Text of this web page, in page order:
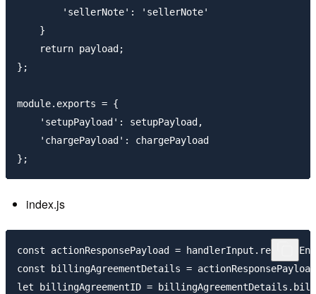
        'sellerNote': 'sellerNote'
    }
    return payload;
};
module.exports = {
    'setupPayload': setupPayload,
    'chargePayload': chargePayload
index.js
const actionResponsePayload =
const billingAgreementDetails =
let billingAgreementID =